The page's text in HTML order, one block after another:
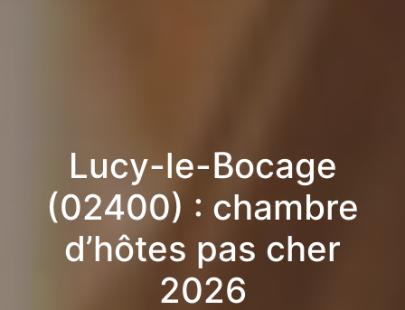
Lucy-le-Bocage
(02400) : chambre
d’hôtes pas cher
2026